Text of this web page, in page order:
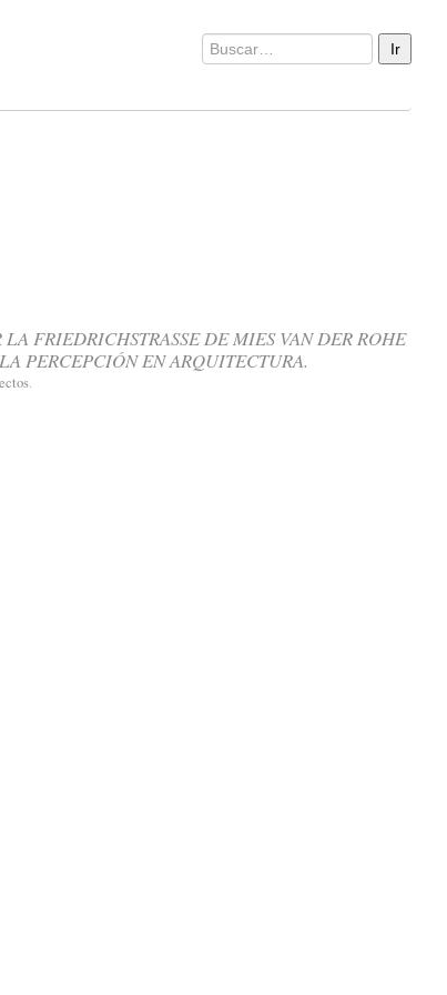
FRIEDRICHSTRASSE DE MIES VAN DER ROHE
PERCEPCIÓN EN ARQUITECTURA.
.